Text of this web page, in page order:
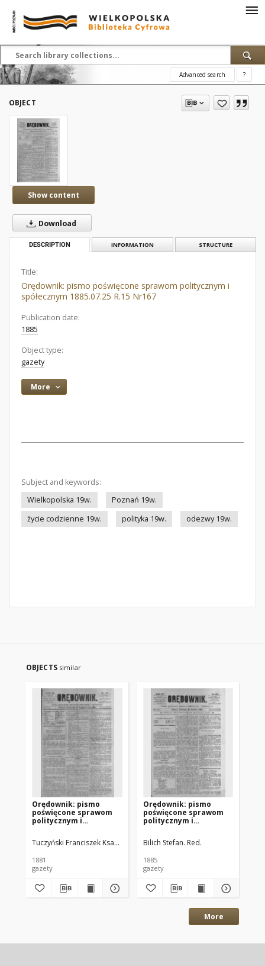
Advanced search ?
OBJECT
Show content
Download
DESCRIPTION INFORMATION STRUCTURE
Title:
Orędownik: pismo poświęcone sprawom politycznym i
spółecznym 1885.07.25 R.15 Nr167
Publication date:
1885
Object type:
gazety
More
Subject and keywords:
Wielkopolska 19w.
Poznań 19w.
życie codzienne 19w.
polityka 19w. odezwy 19w.
OBJECTS similar
Orędownik: pismo
poświęcone sprawom
politycznym i
R.11 nr132
Tuczyński Franciszek Ksawery Red.
1881
gazety
Orędownik: pismo
poświęcone sprawom
politycznym i
R.15 Nr285
Bilich Stefan. Red.
1885
gazety
More